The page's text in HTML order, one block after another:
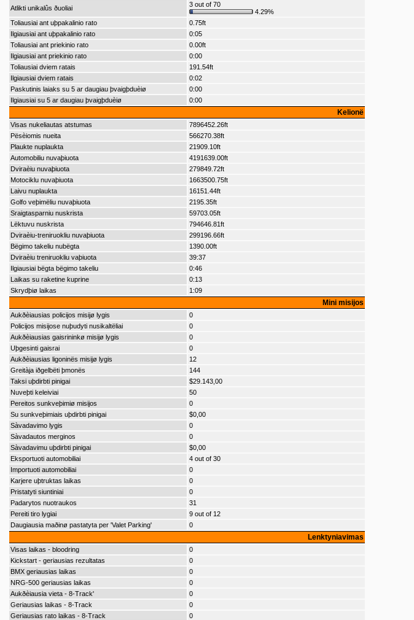
Atlikti unikalûs ðuoliai
3 out of 70
4.29%
Toliausiai ant uþpakalinio rato
0.75ft
Ilgiausiai ant uþpakalinio rato
0:05
Toliausiai ant priekinio rato
0.00ft
Ilgiausiai ant priekinio rato
0:00
Toliausiai dviem ratais
191.54ft
Ilgiausiai dviem ratais
0:02
Paskutinis laiaks su 5 ar daugiau þvaigþduèiø
0:00
Ilgiausiai su 5 ar daugiau þvaigþduèiø
0:00
Kelionë
Visas nukeliautas atstumas
7896452.26ft
Pësèiomis nueita
566270.38ft
Plaukte nuplaukta
21909.10ft
Automobiliu nuvaþiuota
4191639.00ft
Dviraèiu nuvaþiuota
279849.72ft
Motociklu nuvaþiuota
1663500.75ft
Laivu nuplaukta
16151.44ft
Golfo veþimëliu nuvaþiuota
2195.35ft
Sraigtasparniu nuskrista
59703.05ft
Lëktuvu nuskrista
794646.81ft
Dviraèiu-treniruokliu nuvaþiuota
299196.66ft
Bëgimo takeliu nubëgta
1390.00ft
Dviraèiu treniruokliu vaþiuota
39:37
Ilgiausiai bëgta bëgimo takeliu
0:46
Laikas su raketine kuprine
0:13
Skrydþiø laikas
1:09
Mini misijos
Aukðèiausias policijos misijø lygis
0
Policijos misijose nuþudyti nusikaltëliai
0
Aukðèiausias gaisrininkø misijø lygis
0
Uþgesinti gaisrai
0
Aukðèiausias ligoninës misijø lygis
12
Greitàja iðgelbëti þmonës
144
Taksi uþdirbti pinigai
$29.143,00
Nuveþti keleiviai
50
Pereitos sunkveþimiø misijos
0
Su sunkveþimiais uþdirbti pinigai
$0,00
Sàvadavimo lygis
0
Sàvadautos merginos
0
Sàvadavimu uþdirbti pinigai
$0,00
Eksportuoti automobiliai
4 out of 30
Importuoti automobiliai
0
Karjere uþtruktas laikas
0
Pristatyti siuntiniai
0
Padarytos nuotraukos
31
Pereiti tiro lygiai
9 out of 12
Daugiausia maðinø pastatyta per 'Valet Parking'
0
Lenktyniavimas
Visas laikas - bloodring
0
Kickstart - geriausias rezultatas
0
BMX geriausias laikas
0
NRG-500 geriausias laikas
0
Aukðèiausia vieta - 8-Track'
0
Geriausias laikas - 8-Track
0
Geriausias rato laikas - 8-Track
0